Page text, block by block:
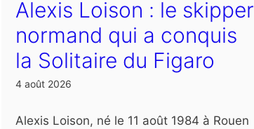
Alexis Loison : le skipper
normand qui a conquis
la Solitaire du Figaro
4 août 2026
Alexis Loison, né le 11 août 1984 à Rouen